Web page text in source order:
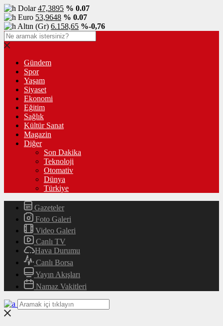
Dolar47,3895 % 0.07
Euro 53,9648 % 0.07
Altın (Gr) 6.158,65 %-0,76
Gündem
Spor
Yaşam
Siyaset
Ekonomi
Eğitim
Sağlık
Kültür Sanat
Magazin
Diğer
Son Dakika
Teknoloji
Otomativ
Dünya
Türkiye
Gazeteler
Foto Galeri
Video Galeri
Canlı TV
Hava Durumu
Canlı Borsa
Yayın Akışları
Namaz Vakitleri